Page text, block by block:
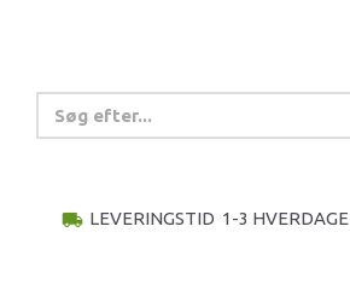
local_shipping LEVERINGSTID 1-3 HVERDAGE